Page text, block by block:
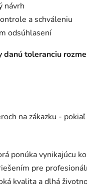
návrh
a schváleniu
odsúhlasení
toleranciu
na zákazku -
ponúka vynikajúcu
pre
kvalita a dlhá